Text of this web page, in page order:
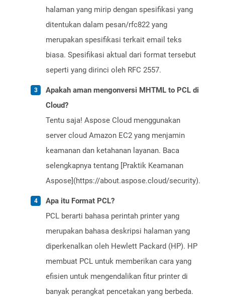
halaman yang mirip dengan spesifikasi yang
ditentukan dalam pesan/rfc822 yang
merupakan spesifikasi terkait email teks
biasa. Spesifikasi aktual dari format tersebut
seperti yang dirinci oleh RFC 2557.
Apakah aman mengonversi MHTML to PCL di
Cloud?
Tentu saja! Aspose Cloud menggunakan
server cloud Amazon EC2 yang menjamin
keamanan dan ketahanan layanan. Baca
selengkapnya tentang [Praktik Keamanan
Aspose](https://about.aspose.cloud/security).
Apa itu Format PCL?
PCL berarti bahasa perintah printer yang
merupakan bahasa deskripsi halaman yang
diperkenalkan oleh Hewlett Packard (HP). HP
membuat PCL untuk memberikan cara yang
efisien untuk mengendalikan fitur printer di
banyak perangkat pencetakan yang berbeda.